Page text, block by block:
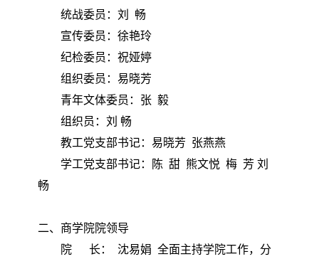
统战委员：刘 畅
宣传委员：徐艳玲
纪检委员：祝娅婷
组织委员：易晓芳
青年文体委员：张 毅
组织员：刘 畅
教工党支部书记：易晓芳 张燕燕
学工党支部书记：陈 甜 熊文悦 梅 芳 刘
畅
二、商学院院领导
院 长： 沈易娟 全面主持学院工作，分